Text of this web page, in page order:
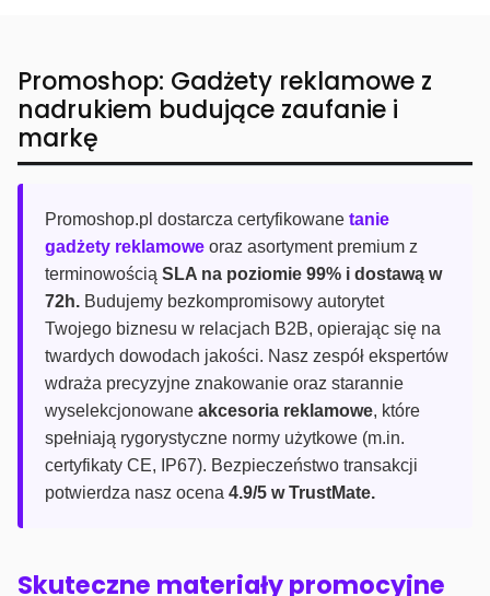
Promoshop: Gadżety reklamowe z
nadrukiem budujące zaufanie i
markę
Promoshop.pl dostarcza certyfikowane tanie
gadżety reklamowe oraz asortyment premium z
terminowością SLA na poziomie 99% i dostawą w
72h. Budujemy bezkompromisowy autorytet
Twojego biznesu w relacjach B2B, opierając się na
twardych dowodach jakości. Nasz zespół ekspertów
wdraża precyzyjne znakowanie oraz starannie
wyselekcjonowane akcesoria reklamowe, które
spełniają rygorystyczne normy użytkowe (m.in.
certyfikaty CE, IP67). Bezpieczeństwo transakcji
potwierdza nasz ocena 4.9/5 w TrustMate.
Skuteczne materiały promocyjne